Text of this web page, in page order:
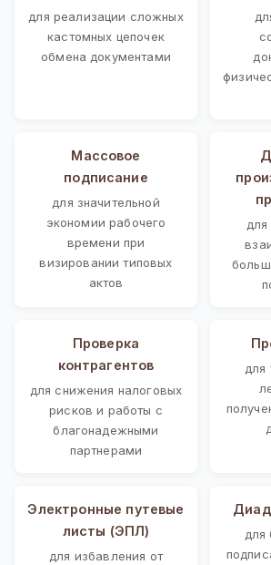
для реализации сложных
кастомных цепочек
обмена документами
Массовое
подписание
для значительной
экономии рабочего
времени при
визировании типовых
актов
для
Проверка
контрагентов
для снижения налоговых
рисков и работы с
благонадежными
партнерами
для
Электронные путевые
листы (ЭПЛ)
для избавления от
для